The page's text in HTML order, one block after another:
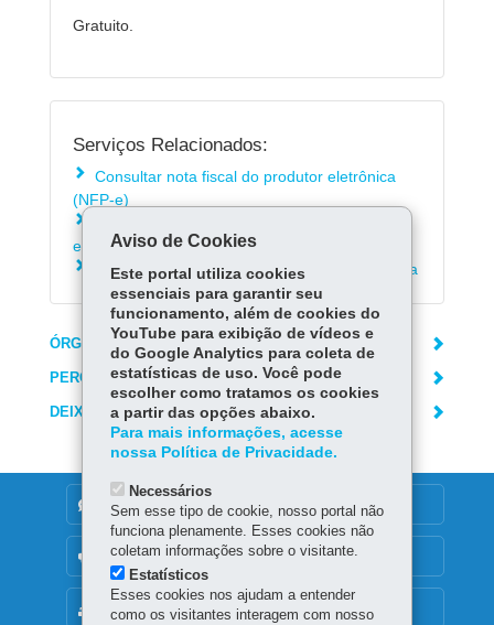
Gratuito.
Serviços Relacionados:
Consultar nota fiscal do produtor eletrônica
(NFP-e)
eletrônica
Consultar NFA-e - nota fiscal avulsa eletrônica
ÓRGÃO RESPONSÁVEL
PERGUNTAS FREQUENTES
DEIXE SUA OPINIÃO
MAPA DO SITE
DENUNCIE CORRUPÇÃO
OUVIDORIA
Aviso de Cookies
Este portal utiliza cookies
essenciais para garantir seu
funcionamento, além de cookies do
YouTube para exibição de vídeos e
do Google Analytics para coleta de
estatísticas de uso. Você pode
escolher como tratamos os cookies
a partir das opções abaixo.
Para mais informações, acesse
nossa Política de Privacidade.
Necessários
Sem esse tipo de cookie, nosso portal não
funciona plenamente. Esses cookies não
coletam informações sobre o visitante.
Estatísticos
Esses cookies nos ajudam a entender
como os visitantes interagem com nosso